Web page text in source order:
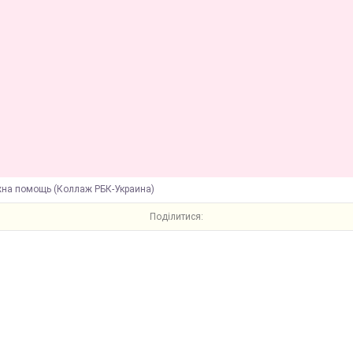
помощь (Коллаж РБК-Украина)
Поділитися: